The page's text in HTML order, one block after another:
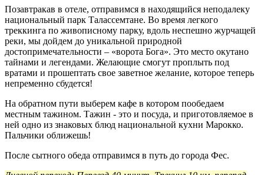
Позавтракав в отеле, отправимся в находящийся неподалеку
национальный парк Талассемтане. Во время легкого
треккинга по живописному парку, вдоль неспешно журчащей
реки, мы дойдем до уникальной природной
достопримечательности – «ворота Бога». Это место окутано
тайнами и легендами. Желающие смогут проплыть под
вратами и прошептать свое заветное желание, которое теперь
непременно сбудется!
На обратном пути выберем кафе в котором пообедаем
местным тажином. Тажин - это и посуда, и приготовляемое в
ней одно из знаковых блюд национальной кухни Марокко.
Пальчики оближешь!
После сытного обеда отправимся в путь до города Фес.